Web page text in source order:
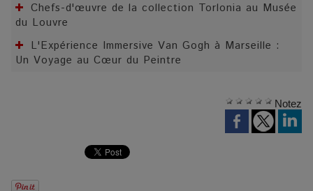
Chefs-d'œuvre de la collection Torlonia au Musée
du Louvre
L'Expérience Immersive Van Gogh à Marseille :
Un Voyage au Cœur du Peintre
Notez